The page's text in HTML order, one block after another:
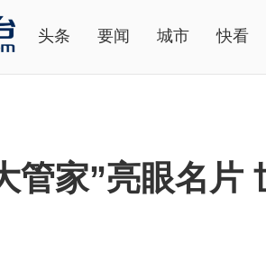
头条 要闻 城市 快看
管家”亮眼名片